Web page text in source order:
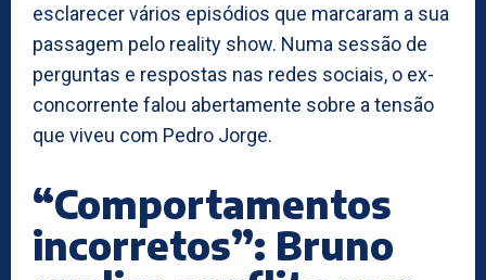
esclarecer vários episódios que marcaram a sua
passagem pelo reality show. Numa sessão de
perguntas e respostas nas redes sociais, o ex-
concorrente falou abertamente sobre a tensão
que viveu com Pedro Jorge.
“Comportamentos
incorretos”: Bruno